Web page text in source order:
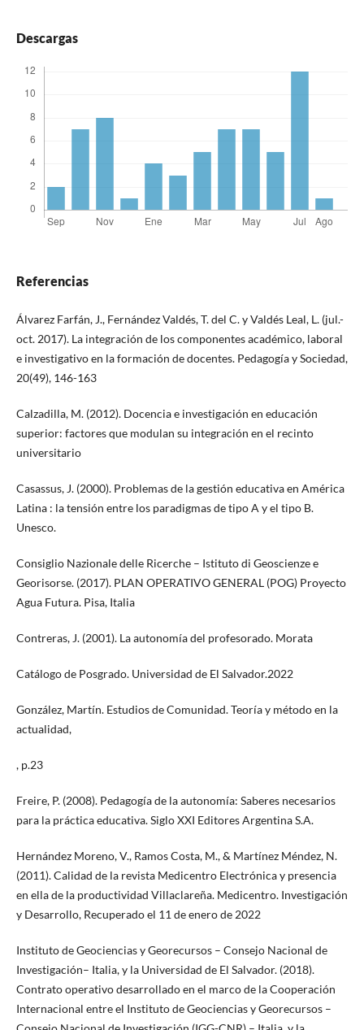
Descargas
Referencias
Álvarez Farfán, J., Fernández Valdés, T. del C. y Valdés Leal, L. (jul.-
oct. 2017). La integración de los componentes académico, laboral
e investigativo en la formación de docentes. Pedagogía y Sociedad,
20(49), 146-163
Calzadilla, M. (2012). Docencia e investigación en educación
superior: factores que modulan su integración en el recinto
universitario
Casassus, J. (2000). Problemas de la gestión educativa en América
Latina : la tensión entre los paradigmas de tipo A y el tipo B.
Unesco.
Consiglio Nazionale delle Ricerche – Istituto di Geoscienze e
Georisorse. (2017). PLAN OPERATIVO GENERAL (POG) Proyecto
Agua Futura. Pisa, Italia
Contreras, J. (2001). La autonomía del profesorado. Morata
Catálogo de Posgrado. Universidad de El Salvador.2022
González, Martín. Estudios de Comunidad. Teoría y método en la
actualidad,
, p.23
Freire, P. (2008). Pedagogía de la autonomía: Saberes necesarios
para la práctica educativa. Siglo XXI Editores Argentina S.A.
Hernández Moreno, V., Ramos Costa, M., & Martínez Méndez, N.
(2011). Calidad de la revista Medicentro Electrónica y presencia
en ella de la productividad Villaclareña. Medicentro. Investigación
y Desarrollo, Recuperado el 11 de enero de 2022
Instituto de Geociencias y Georecursos – Consejo Nacional de
Investigación– Italia, y la Universidad de El Salvador. (2018).
Contrato operativo desarrollado en el marco de la Cooperación
Internacional entre el Instituto de Geociencias y Georecursos –